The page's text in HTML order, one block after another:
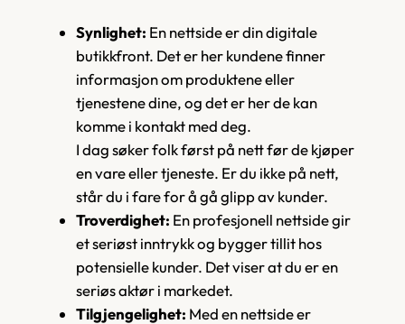
Synlighet: En nettside er din digitale
butikkfront. Det er her kundene finner
informasjon om produktene eller
tjenestene dine, og det er her de kan
komme i kontakt med deg.
I dag søker folk først på nett før de kjøper
en vare eller tjeneste. Er du ikke på nett,
står du i fare for å gå glipp av kunder.
Troverdighet: En profesjonell nettside gir
et seriøst inntrykk og bygger tillit hos
potensielle kunder. Det viser at du er en
seriøs aktør i markedet.
Tilgjengelighet: Med en nettside er